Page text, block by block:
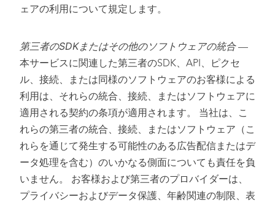
ェアの利用について規定します。
第三者のSDKまたはその他のソフトウェアの統合—
本サービスに関連した第三者のSDK、API、ピクセ
ル、接続、または同様のソフトウェアのお客様による
利用は、それらの統合、接続、またはソフトウェアに
適用される契約の条項が適用されます。 当社は、こ
れらの第三者の統合、接続、またはソフトウェア（こ
れらを通じて発生する可能性のある広告配信またはデ
ータ処理を含む）のいかなる側面についても責任を負
いません。 お客様および第三者のプロバイダーは、
プライバシーおよびデータ保護、年齢関連の制限、表